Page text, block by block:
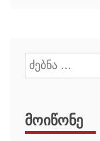
ძებნა:
ᲛᲝᲘᲬᲝᲜᲔ